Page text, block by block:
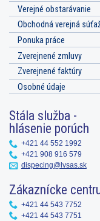
Verejné obstarávanie
Obchodná verejná
Ponuka práce
Zverejnené zmluvy
Zverejnené faktúry
Osobné údaje
Stála služba -
hlásenie porúch
+421 44 552 1992
+421 908 916 579
dispecing@lvsas.sk
Zákaznícke
+421 44 543 7752
+421 44 543 7751